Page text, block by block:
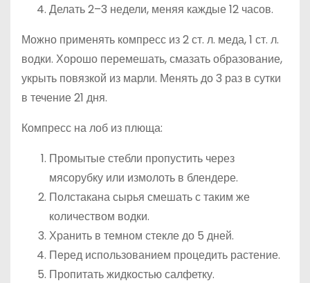
Делать 2–3 недели, меняя каждые 12 часов.
Можно применять компресс из 2 ст. л. меда, 1 ст. л.
водки. Хорошо перемешать, смазать образование,
укрыть повязкой из марли. Менять до 3 раз в сутки
в течение 21 дня.
Компресс на лоб из плюща:
Промытые стебли пропустить через
мясорубку или измолоть в блендере.
Полстакана сырья смешать с таким же
количеством водки.
Хранить в темном стекле до 5 дней.
Перед использованием процедить растение.
Пропитать жидкостью салфетку.